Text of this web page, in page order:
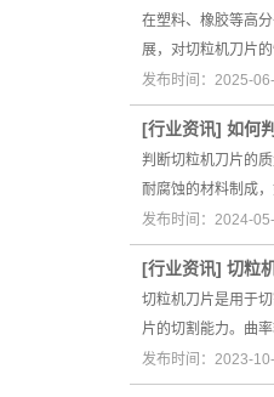
在塑料、橡胶等高
展，对切粒机刀片
发布时间：2025-
[行业资讯] 如何
判断切粒机刀片的
耐腐蚀的材料制成
发布时间：2024-
[行业资讯] 切粒
切粒机刀片是用于
片的切割能力。曲
发布时间：2023-